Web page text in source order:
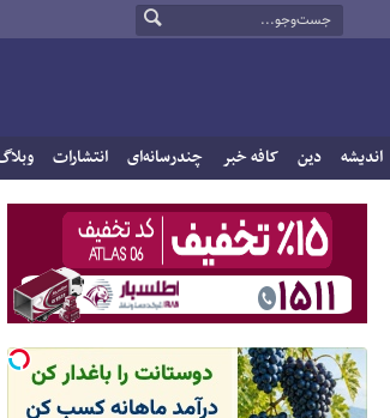
اندیشه دین کافه خبر چندرسانه‌ای انتشارات